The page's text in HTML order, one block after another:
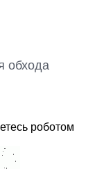
обхода
роботом